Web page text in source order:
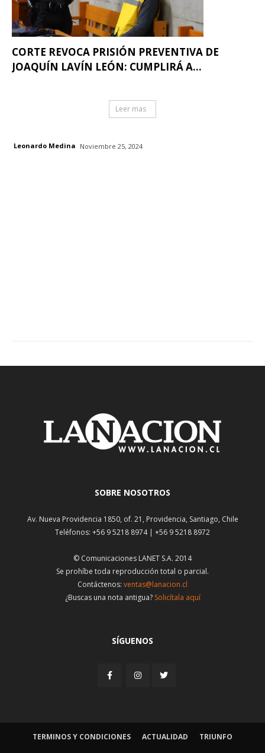
CORTE REVOCA PRISIÓN PREVENTIVA DE
JOAQUÍN LAVÍN LEÓN: CUMPLIRÁ A...
Leer mas
Leonardo Medina Noviembre 25, 2024
SOBRE NOSOTROS
Av. Nueva Providencia 1850, of. 21, Providencia, Santiago, Chile
Teléfonos: +56 9 5218 8974 | +56 9 5218 8972
© Comunicaciones LANET S.A. 2014
Se prohíbe toda reproducción total o parcial.
Contáctenos: ventas@lanacion.cl
¿Buscas una nota antigua? Solicítala aquí
SÍGUENOS
TERMINOS Y CONDICIONES ACTUALIDAD TRIUNFO